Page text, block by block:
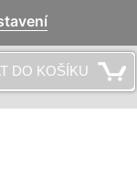
Naše pobočky
DO KOŠÍKU